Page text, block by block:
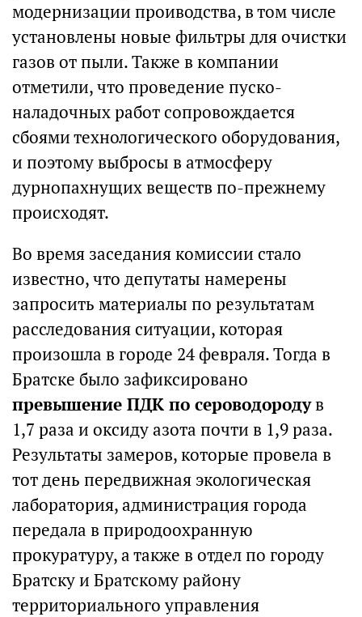
модернизации проиводства, в том числе
установлены новые фильтры для очистки
газов от пыли. Также в компании
отметили, что проведение пуско-
наладочных работ сопровождается
сбоями технологического оборудования,
и поэтому выбросы в атмосферу
дурнопахнущих веществ по-прежнему
происходят.
Во время заседания комиссии стало
известно, что депутаты намерены
запросить материалы по результатам
расследования ситуации, которая
произошла в городе 24 февраля. Тогда в
Братске было зафиксировано
превышение ПДК по сероводородув
1,7 раза и оксиду азота почти в 1,9 раза.
Результаты замеров, которые провела в
тот день передвижная экологическая
лаборатория, администрация города
передала в природоохранную
прокуратуру, а также в отдел по городу
Братску и Братскому району
территориального управления